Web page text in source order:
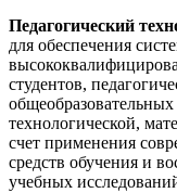
Педагогический
для обеспечения
студентов,
технологической,
счет применения
средств обучения и
учебных